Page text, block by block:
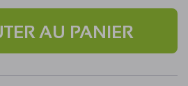
AU PANIER